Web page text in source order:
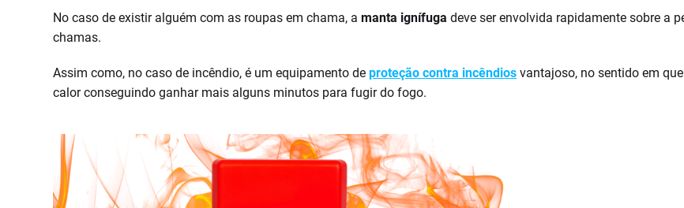
No caso de existir alguém com as roupas em chama, amanta ignífuga deve ser envolvida rapidamente sobre a
chamas.
Assim como, no caso de incêndio, é um equipamento deproteção contra incêndios vantajoso, no sentido em
calor conseguindo ganhar mais alguns minutos para fugir do fogo.